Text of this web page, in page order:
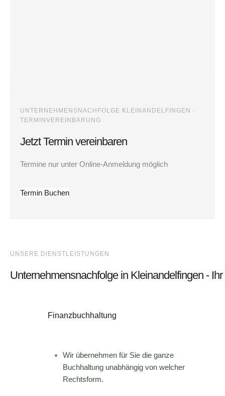
UNTERNEHMENSNACHFOLGE KLEINANDELFINGEN -
TERMINVEREINBARUNG
Jetzt Termin vereinbaren
Termine nur unter Online-Anmeldung möglich
Termin Buchen
UNSERE DIENSTLEISTUNGEN
Unternehmensnachfolge in Kleinandelfingen -
Finanzbuchhaltung
Wir übernehmen für Sie die ganze
Buchhaltung unabhängig von welcher
Rechtsform.